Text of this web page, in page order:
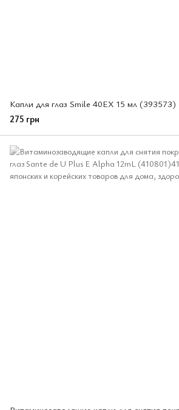
Капли для глаз Smile 40EX 15 мл (393573)
275 грн